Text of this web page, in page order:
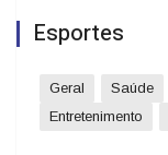
Esportes
Geral Saúde
Entretenimento